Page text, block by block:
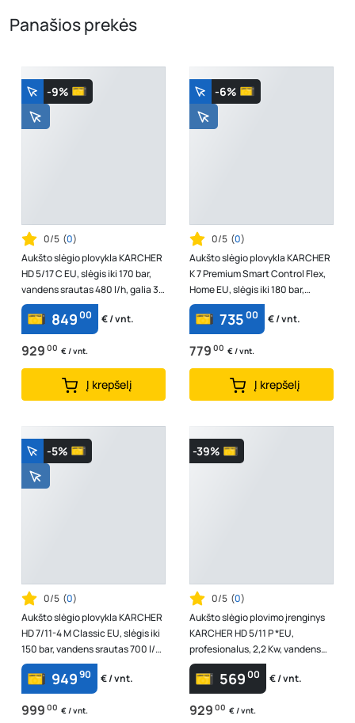
Panašios prekės
-9%
0/5 (0)
Aukšto slėgio plovykla KARCHER
HD 5/17 C EU, slėgis iki 170 bar,
vandens srautas 480 l/h, galia 3
kW, 1.520-940.0
84900 € / vnt.
929 00 € / vnt.
Į krepšelį
-6%
0/5 (0)
Aukšto slėgio plovykla KARCHER
K 7 Premium Smart Control Flex,
Home EU, slėgis iki 180 bar,
vandens srautas 600 l/h, gal...
73500 € / vnt.
779 00 € / vnt.
Į krepšelį
-5%
0/5 (0)
Aukšto slėgio plovykla KARCHER
HD 7/11-4 M Classic EU, slėgis iki
150 bar, vandens srautas 700 l/h,
galia 2,9 kW, 1.367-...
94990 € / vnt.
999 00 € / vnt.
-39%
0/5 (0)
Aukšto slėgio plovimo įrenginys
KARCHER HD 5/11 P *EU,
profesionalus, 2,2 Kw, vandens
srautas 490 l/h, darbinis slėgis 1...
56900 € / vnt.
929 00 € / vnt.